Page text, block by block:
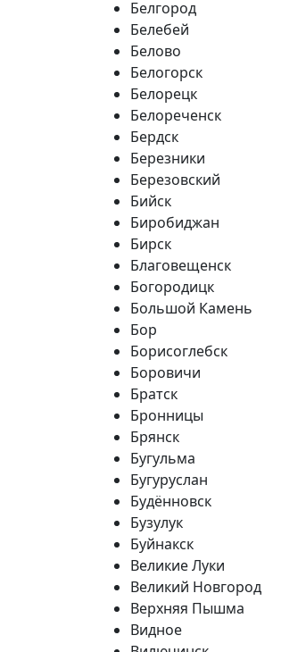
Белгород
Белебей
Белово
Белогорск
Белорецк
Белореченск
Бердск
Березники
Березовский
Бийск
Биробиджан
Бирск
Благовещенск
Богородицк
Большой Камень
Бор
Борисоглебск
Боровичи
Братск
Бронницы
Брянск
Бугульма
Бугуруслан
Будённовск
Бузулук
Буйнакск
Великие Луки
Великий Новгород
Верхняя Пышма
Видное